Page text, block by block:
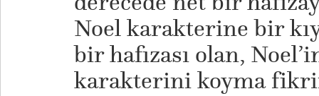
Noel karakterine bir
bir hafızası olan,
karakterini koyma